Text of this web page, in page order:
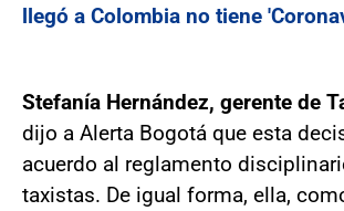
llegó a Colombia no tiene
Stefanía Hernández, gerente de
dijo a Alerta Bogotá que esta
acuerdo al reglamento
taxistas. De igual forma, ella,